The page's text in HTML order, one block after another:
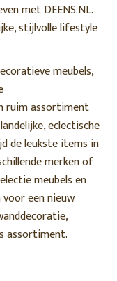
met DEENS.NL.
stijlvolle lifestyle
meubels,
ruim assortiment
eclectische
de leukste items in
merken of
meubels en
een nieuw
assortiment.